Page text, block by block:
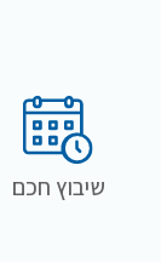
שיבוץ חכם